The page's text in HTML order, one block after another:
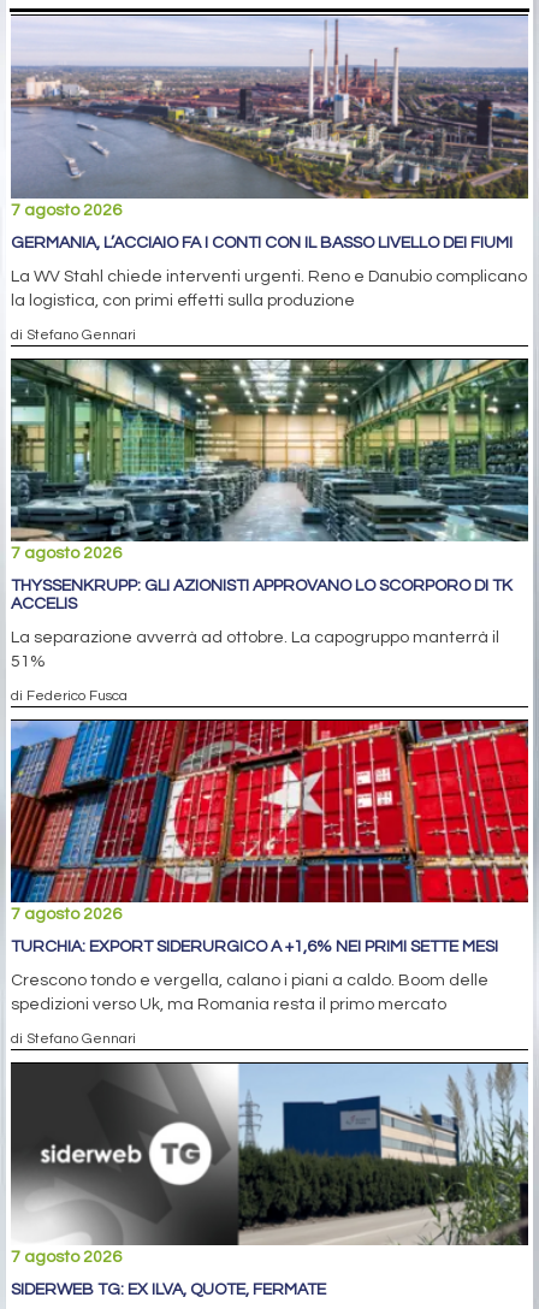
7 agosto 2026
GERMANIA, L’ACCIAIO FA I CONTI CON IL BASSO LIVELLO DEI FIUMI
La WV Stahl chiede interventi urgenti. Reno e Danubio complicano
la logistica, con primi effetti sulla produzione
di Stefano Gennari
7 agosto 2026
THYSSENKRUPP: GLI AZIONISTI APPROVANO LO SCORPORO DI TK
ACCELIS
La separazione avverrà ad ottobre. La capogruppo manterrà il
51%
di Federico Fusca
7 agosto 2026
TURCHIA: EXPORT SIDERURGICO A +1,6% NEI PRIMI SETTE MESI
Crescono tondo e vergella, calano i piani a caldo. Boom delle
spedizioni verso Uk, ma Romania resta il primo mercato
di Stefano Gennari
7 agosto 2026
SIDERWEB TG: EX ILVA, QUOTE, FERMATE